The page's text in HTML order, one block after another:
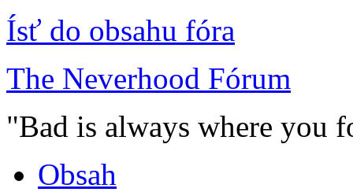
Ísť do obsahu fóra
The Neverhood Fórum
"Bad is always where you
Obsah